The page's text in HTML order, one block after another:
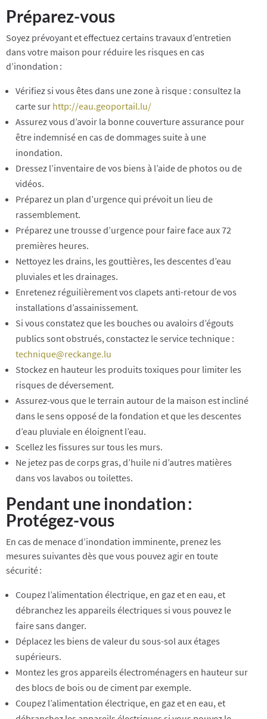
Préparez-vous
Soyez prévoyant et effectuez certains travaux d’entretien
dans votre maison pour réduire les risques en cas
d’inondation :
Vérifiez si vous êtes dans une zone à risque : consultez la
carte sur http://eau.geoportail.lu/
Assurez vous d’avoir la bonne couverture assurance pour
être indemnisé en cas de dommages suite à une
inondation.
Dressez l’inventaire de vos biens à l’aide de photos ou de
vidéos.
Préparez un plan d’urgence qui prévoit un lieu de
rassemblement.
Préparez une trousse d’urgence pour faire face aux 72
premières heures.
Nettoyez les drains, les gouttières, les descentes d’eau
pluviales et les drainages.
Enretenez réguilièrement vos clapets anti-retour de vos
installations d’assainissement.
Si vous constatez que les bouches ou avaloirs d’égouts
publics sont obstrués, constactez le service technique :
technique@reckange.lu
Stockez en hauteur les produits toxiques pour limiter les
risques de déversement.
Assurez-vous que le terrain autour de la maison est incliné
dans le sens opposé de la fondation et que les descentes
d’eau pluviale en éloignent l’eau.
Scellez les fissures sur tous les murs.
Ne jetez pas de corps gras, d’huile ni d’autres matières
dans vos lavabos ou toilettes.
Pendant une inondation :
Protégez-vous
En cas de menace d’inondation imminente, prenez les
mesures suivantes dès que vous pouvez agir en toute
sécurité :
Coupez l’alimentation électrique, en gaz et en eau, et
débranchez les appareils électriques si vous pouvez le
faire sans danger.
Déplacez les biens de valeur du sous-sol aux étages
supérieurs.
Montez les gros appareils électroménagers en hauteur sur
des blocs de bois ou de ciment par exemple.
Coupez l’alimentation électrique, en gaz et en eau, et